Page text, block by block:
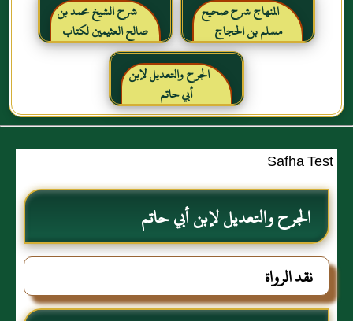
المنهاج شرح صحيح
مسلم بن الحجاج
شرح الشيخ محمد بن
صالح العثيمين لكتاب
رياض الصالحين للإمام
النووي رحمهم الله تعالىالجرح والتعديل لإبن
أبي حاتم
Safha Test
الجرح والتعديل لإبن أبي حاتم
نقد الرواة